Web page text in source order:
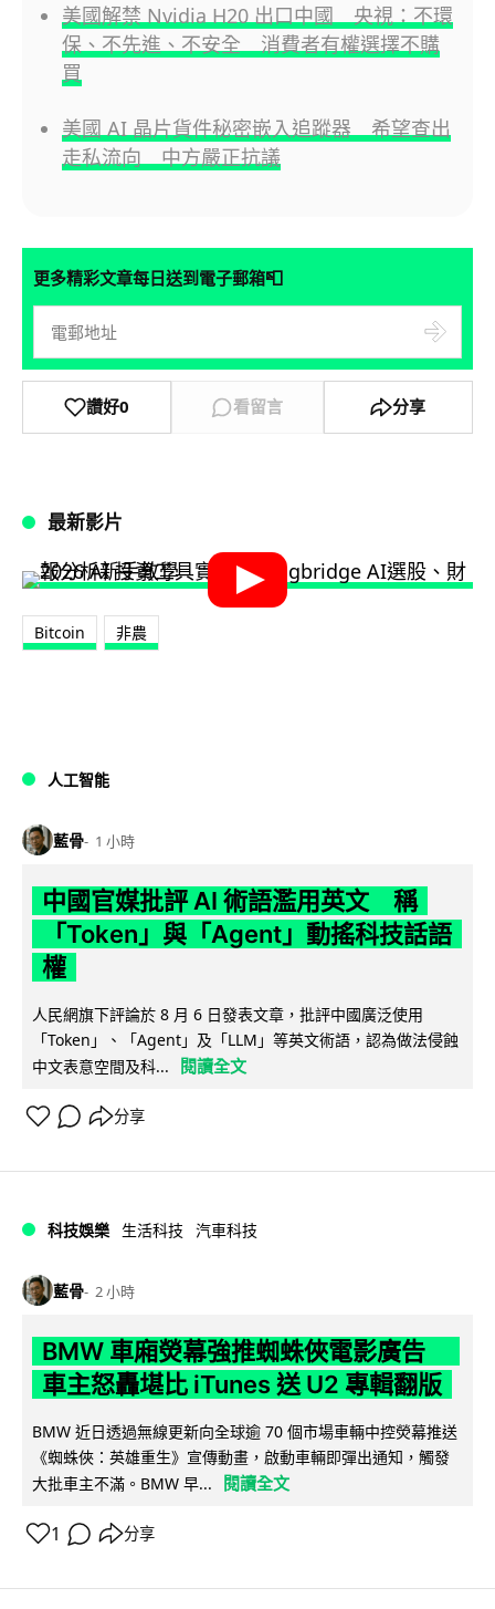
美國解禁 Nvidia H20 出口中國 央視：不環
保、不先進、不安全 消費者有權選擇不購
買
美國 AI 晶片貨件秘密嵌入追蹤器 希望查出
走私流向 中方嚴正抗議
更多精彩文章每日送到電子郵箱📮
讚好0 看留言 分享
最新影片
Bitcoin 非農
人工智能
藍骨 1 小時
中國官媒批評 AI 術語濫用英文 稱
「Token」與「Agent」動搖科技話語
權
人民網旗下評論於 8 月 6 日發表文章，批評中國廣泛使用
「Token」、「Agent」及「LLM」等英文術語，認為做法侵蝕
中文表意空間及科...
閱讀全文
分享
科技娛樂 生活科技 汽車科技
藍骨 2 小時
BMW 車廂熒幕強推蜘蛛俠電影廣告
車主怒轟堪比 iTunes 送 U2 專輯翻版
BMW 近日透過無線更新向全球逾 70 個市場車輛中控熒幕推送
《蜘蛛俠：英雄重生》宣傳動畫，啟動車輛即彈出通知，觸發
大批車主不滿。BMW 早...
閱讀全文
1 分享